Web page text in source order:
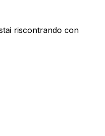
riscontrando con